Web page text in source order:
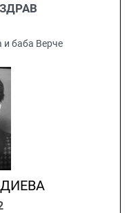
и баба Верче